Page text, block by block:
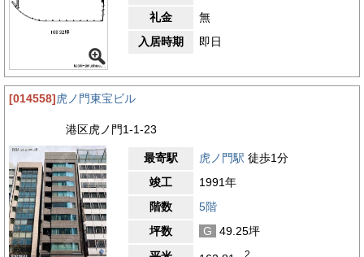
礼金
無
入居時期
即日
[014558]虎ノ門東宝ビル
港区虎ノ門1-1-23
最寄駅 虎ノ門駅 徒歩1分
竣工
1991年
階数
5階
坪数
G
49.25坪
2